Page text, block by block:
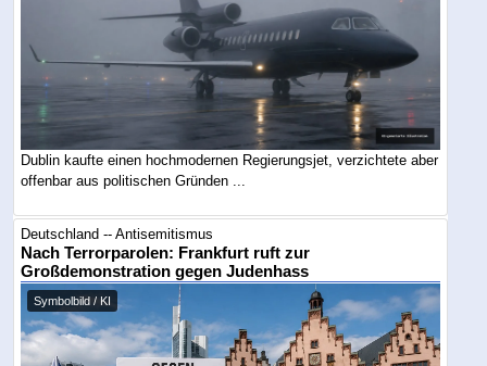
Dublin kaufte einen hochmodernen Regierungsjet, verzichtete aber
offenbar aus politischen Gründen ...
Deutschland -- Antisemitismus
Nach Terrorparolen: Frankfurt ruft zur
Großdemonstration gegen Judenhass
Symbolbild / KI